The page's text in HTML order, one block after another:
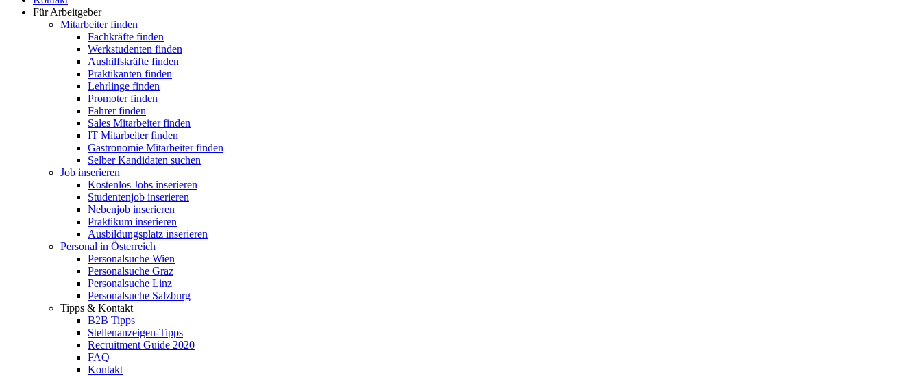
Für Arbeitgeber
Mitarbeiter finden
Fachkräfte finden
Werkstudenten finden
Aushilfskräfte finden
Praktikanten finden
Lehrlinge finden
Promoter finden
Fahrer finden
Sales Mitarbeiter finden
IT Mitarbeiter finden
Gastronomie Mitarbeiter finden
Selber Kandidaten suchen
Job inserieren
Kostenlos Jobs inserieren
Studentenjob inserieren
Nebenjob inserieren
Praktikum inserieren
Ausbildungsplatz inserieren
Personal in Österreich
Personalsuche Wien
Personalsuche Graz
Personalsuche Linz
Personalsuche Salzburg
Tipps & Kontakt
B2B Tipps
Stellenanzeigen-Tipps
Recruitment Guide 2020
FAQ
Kontakt